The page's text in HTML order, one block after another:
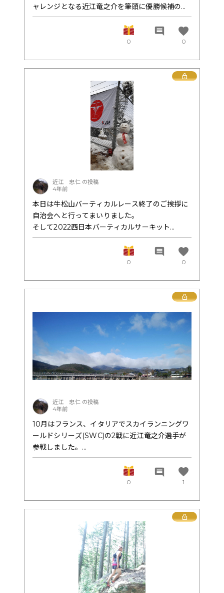
ャレンジとなる近江竜之介を筆頭に優勝候補の中
谷亮太 中江、岡本、森田、古賀、下家の7名が
できる事を100%近い所で準備してきたので結果
練習会などで見て感じできた事はやはり120キロ
を過ぎてからの勝負かと。
中谷選手は長い距離を得意としている為に安定し
たペースを保てるかが鍵だと思います。
竜之介に関してはスピードを小出しに出来れば勝
機はあります。ここに関しては奥信濃で優勝の下
応援宜しくお願い致します🤲
0
comment favorite
0
近江 忠仁 の投稿
4年前
本日は牛松山バーティカルレース終了のご挨拶に
自治会へと行ってまいりました。
そして2022西日本バーティカルサーキット
(WJVC)の最終戦としての会場コースの探索も実
雪の積る三郎ヶ岳バラグライダー出発点までの新
かなり気が早いですが…😁
0
comment favorite
0
Lock
近江 忠仁 の投稿
4年前
10月はフランス、イタリアでスカイランニングワ
ールドシリーズ(SWC)の2戦に近江竜之介選手が
参戦しました。
7月のスカイランニング世界選手権から3ヵ月たっ
てどれだけ成長しているか世界の層の厚さも体感
スタートから12キロはほぼ登りで残りは13キロの
下りメイン、日本では考えられないコース設定(崖
を降る)で本人も相当な覚悟が必要なレイアウト？
スタートからの登り坂ピークまではトップがしっ
かりと確認出来る位置！すなわち2番で登り切っ
た事は成長出来ている証でもあり非常に良かった❗
しかしながら下りパートでは世界の洗礼をもろに
0
comment favorite
1
Lock
Lock